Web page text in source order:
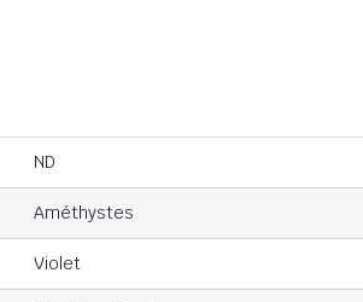
ND
Améthystes
Violet